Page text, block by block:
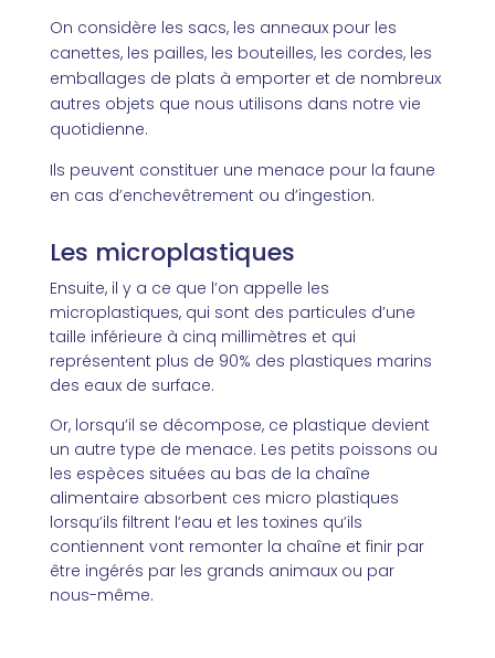
On considère les sacs, les anneaux pour les
canettes, les pailles, les bouteilles, les cordes, les
emballages de plats à emporter et de nombreux
autres objets que nous utilisons dans notre vie
quotidienne.
Ils peuvent constituer une menace pour la faune
en cas d’enchevêtrement ou d’ingestion.
Les microplastiques
Ensuite, il y a ce que l’on appelle les
microplastiques, qui sont des particules d’une
taille inférieure à cinq millimètres et qui
représentent plus de 90% des plastiques marins
des eaux de surface.
Or, lorsqu’il se décompose, ce plastique devient
un autre type de menace. Les petits poissons ou
les espèces situées au bas de la chaîne
alimentaire absorbent ces micro plastiques
lorsqu’ils filtrent l’eau et les toxines qu’ils
contiennent vont remonter la chaîne et finir par
être ingérés par les grands animaux ou par
nous-même.